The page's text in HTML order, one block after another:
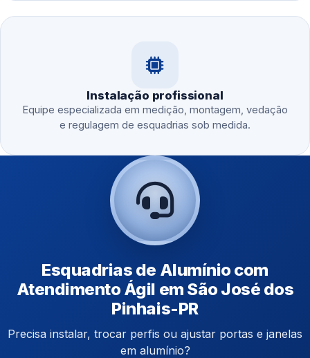
Instalação profissional
Equipe especializada em medição, montagem, vedação
e regulagem de esquadrias sob medida.
Esquadrias de Alumínio com
Atendimento Ágil em São José dos
Pinhais-PR
Precisa instalar, trocar perfis ou ajustar portas e janelas
em alumínio?